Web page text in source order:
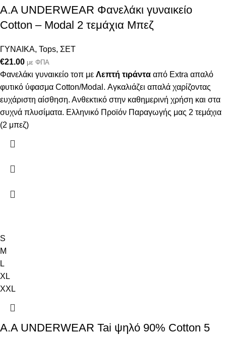
Α.A UNDERWEAR Φανελάκι γυναικείο
Cotton – Modal 2 τεμάχια Μπεζ
ΓΥΝΑΙΚΑ, Tops, ΣΕΤ
€21.00 με ΦΠΑ
Φανελάκι γυναικείο τοπ με Λεπτή τιράντα από Extra απαλό
φυτικό ύφασμα Cotton/Modal. Αγκαλιάζει απαλά χαρίζοντας
ευχάριστη αίσθηση. Ανθεκτικό στην καθημερινή χρήση και στα
συχνά πλυσίματα. Ελληνικό Προϊόν Παραγωγής μας 2 τεμάχια
(2 μπεζ)
S
M
L
XL
XXL
A.A UNDERWEAR Tai ψηλό 90% Cotton 5